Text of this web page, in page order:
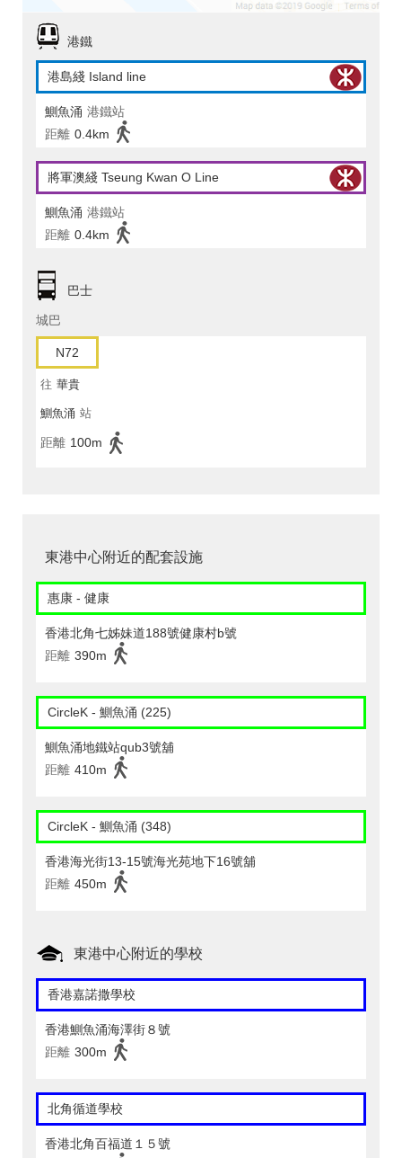
港鐵
港島綫 Island line
鰂魚涌 港鐵站
距離 0.4km
將軍澳綫 Tseung Kwan O Line
鰂魚涌 港鐵站
距離 0.4km
巴士
城巴
N72
往 華貴
鰂魚涌 站
距離 100m
東港中心附近的配套設施
惠康 - 健康
香港北角七姊妹道188號健康村b號
距離 390m
CircleK - 鰂魚涌 (225)
鰂魚涌地鐵站qub3號舖
距離 410m
CircleK - 鰂魚涌 (348)
香港海光街13-15號海光苑地下16號舖
距離 450m
東港中心附近的學校
香港嘉諾撒學校
香港鰂魚涌海澤街８號
距離 300m
北角循道學校
香港北角百福道１５號